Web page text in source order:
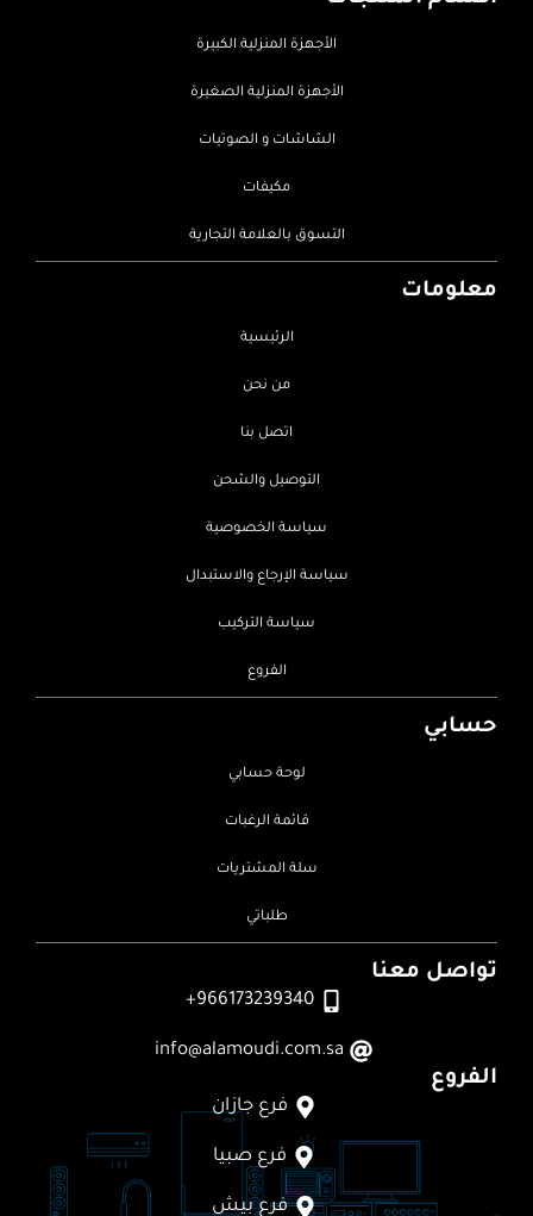
الأجهزة المنزلية الكبيرة
الأجهزة المنزلية الصغيرة
الشاشات و الصوتيات
مكيفات
التسوق بالعلامة التجارية
معلومات
الرئيسية
من نحن
اتصل بنا
التوصيل والشحن
سياسة الخصوصية
سياسة الإرجاع والاستبدال
سياسة التركيب
الفروع
حسابي
لوحة حسابي
قائمة الرغبات
سلة المشتريات
طلباتي
تواصل معنا
966173239340+
info@alamoudi.com.sa
الفروع
فرع جازان
فرع صبيا
فرع بيش